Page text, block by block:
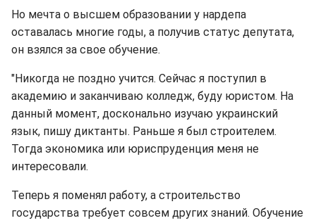
Но мечта о высшем образовании у нардепа
оставалась многие годы, а получив статус депутата,
он взялся за свое обучение.
"Никогда не поздно учится. Сейчас я поступил в
академию и заканчиваю колледж, буду юристом. На
данный момент, досконально изучаю украинский
язык, пишу диктанты. Раньше я был строителем.
Тогда экономика или юриспруденция меня не
интересовали.
Теперь я поменял работу, а строительство
государства требует совсем других знаний. Обучение